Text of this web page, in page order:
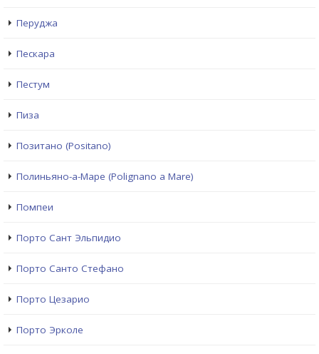
Перуджа
Пескара
Пестум
Пиза
Позитано (Positano)
Полиньяно-а-Маре (Polignano a Mare)
Помпеи
Порто Сант Эльпидио
Порто Санто Стефано
Порто Цезарио
Порто Эрколе